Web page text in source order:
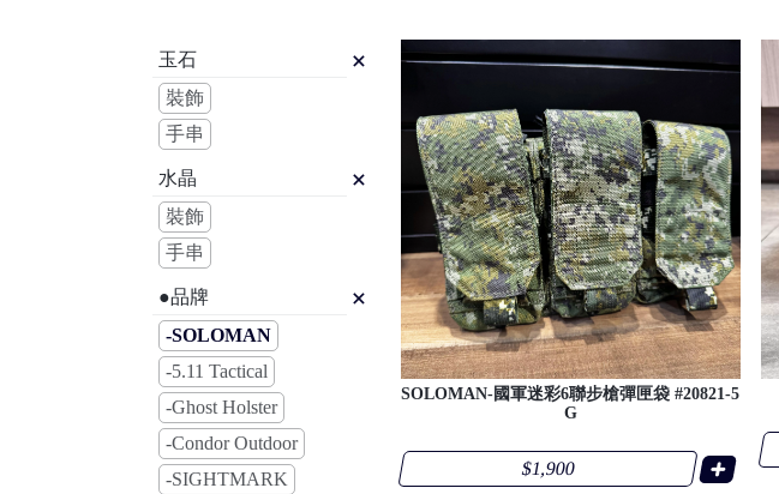
玉石
裝飾
手串
水晶
裝飾
手串
●品牌
-SOLOMAN
-5.11 Tactical
-Ghost Holster
-Condor Outdoor
-SIGHTMARK
SOLOMAN-國軍迷彩6聯步槍彈匣袋 #20821-5
G
$1,900